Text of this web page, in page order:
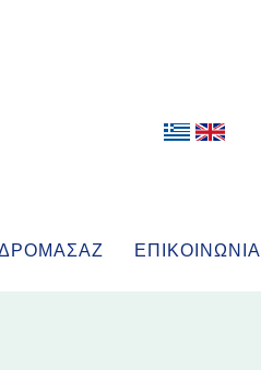
ΕΠΙΚΟΙΝΩΝΊΑ